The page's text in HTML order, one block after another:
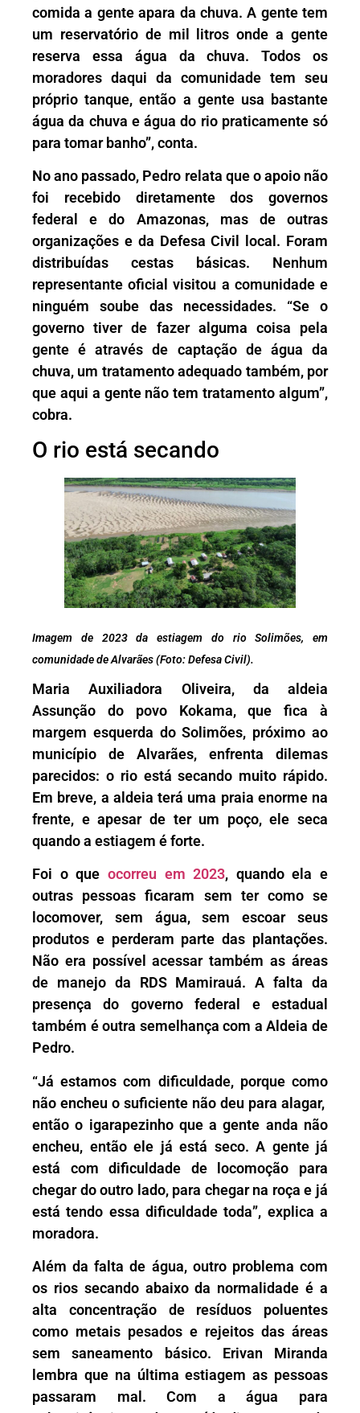
comida a gente apara da chuva. A gente tem
um reservatório de mil litros onde a gente
reserva essa água da chuva. Todos os
moradores daqui da comunidade tem seu
próprio tanque, então a gente usa bastante
água da chuva e água do rio praticamente só
para tomar banho”, conta.
No ano passado, Pedro relata que o apoio não
foi recebido diretamente dos governos
federal e do Amazonas, mas de outras
organizações e da Defesa Civil local. Foram
distribuídas cestas básicas. Nenhum
representante oficial visitou a comunidade e
ninguém soube das necessidades. “Se o
governo tiver de fazer alguma coisa pela
gente é através de captação de água da
chuva, um tratamento adequado também, por
que aqui a gente não tem tratamento algum”,
cobra.
O rio está secando
Imagem de 2023 da estiagem do rio Solimões, em
comunidade de Alvarães (Foto: Defesa Civil).
Maria Auxiliadora Oliveira, da aldeia
Assunção do povo Kokama, que fica à
margem esquerda do Solimões, próximo ao
município de Alvarães, enfrenta dilemas
parecidos: o rio está secando muito rápido.
Em breve, a aldeia terá uma praia enorme na
frente, e apesar de ter um poço, ele seca
quando a estiagem é forte.
Foi o que ocorreu em 2023, quando ela e
outras pessoas ficaram sem ter como se
locomover, sem água, sem escoar seus
produtos e perderam parte das plantações.
Não era possível acessar também as áreas
de manejo da RDS Mamirauá. A falta da
presença do governo federal e estadual
também é outra semelhança com a Aldeia de
Pedro.
“Já estamos com dificuldade, porque como
não encheu o suficiente não deu para alagar,
então o igarapezinho que a gente anda não
encheu, então ele já está seco. A gente já
está com dificuldade de locomoção para
chegar do outro lado, para chegar na roça e já
está tendo essa dificuldade toda”, explica a
moradora.
Além da falta de água, outro problema com
os rios secando abaixo da normalidade é a
alta concentração de resíduos poluentes
como metais pesados e rejeitos das áreas
sem saneamento básico. Erivan Miranda
lembra que na última estiagem as pessoas
passaram mal. Com a água para